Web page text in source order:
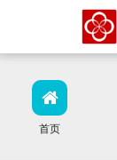
首页